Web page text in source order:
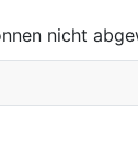
nicht